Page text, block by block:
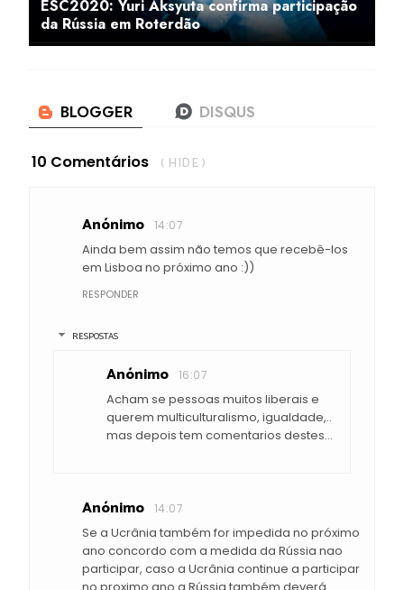
ESC2020: Yuri Aksyuta confirma participação
da Rússia em Roterdão
10 Comentários ( HIDE )
Anónimo 14:07
Ainda bem assim não temos que recebê-los
em Lisboa no próximo ano :))
RESPONDER
RESPOSTAS
Anónimo 16:07
Acham se pessoas muitos liberais e
querem multiculturalismo, igualdade,..
mas depois tem comentarios destes...
Anónimo 14:07
Se a Ucrânia também for impedida no próximo
ano concordo com a medida da Rússia nao
participar, caso a Ucrânia continue a participar